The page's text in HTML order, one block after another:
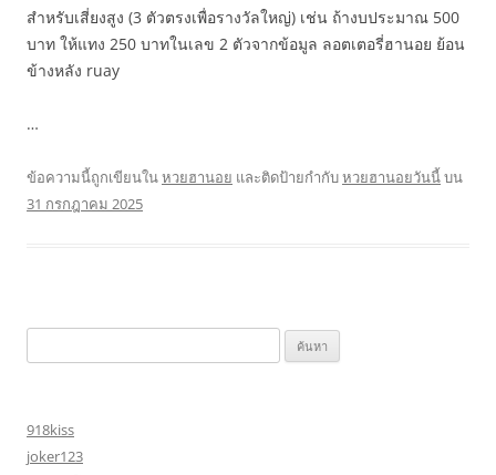
สำหรับเสี่ยงสูง (3 ตัวตรงเพื่อรางวัลใหญ่) เช่น ถ้างบประมาณ 500
บาท ให้แทง 250 บาทในเลข 2 ตัวจากข้อมูล ลอตเตอรี่ฮานอย ย้อน
ข้างหลัง ruay
…
ข้อความนี้ถูกเขียนในหวยฮานอย และติดป้ายกำกับหวยฮานอยวันนี้บน
31 กรกฎาคม 2025
สำหรับ:
918kiss
joker123